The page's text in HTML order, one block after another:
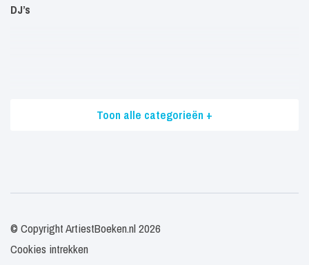
DJ’s
Toon alle categorieën +
© Copyright ArtiestBoeken.nl 2026
Cookies intrekken